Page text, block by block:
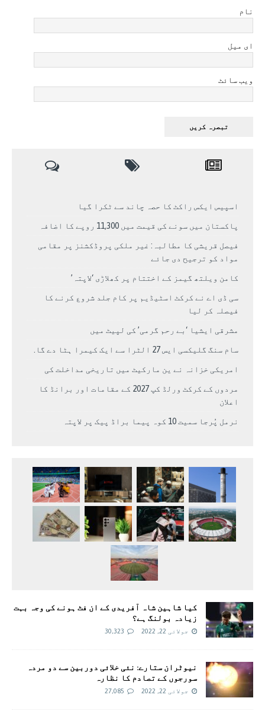
نام
ای میل
ویب سائٹ
اسپیس ایکس راکٹ کا حصہ چاند سے ٹکرا گیا
پاکستان میں سونے کی قیمت میں 11,300 روپے کا اضافہ
فیصل قریشی کا مطالبہ: غیر ملکی پروڈکشنز پر مقامی
مواد کو ترجیح دی جائے
کامن ویلتھ گیمز کے اختتام پر کھلاڑی ‘لاپتہ’
سی ڈی اے نے کرکٹ اسٹیڈیم پر کام جلد شروع کرنے کا
فیصلہ کر لیا
مشرقی ایشیا ‘بے رحم گرمی’ کی لپیٹ میں
سام سنگ گلیکسی ایس 27 الٹرا سے ایک کیمرا ہٹا دے گا.
امریکی خزانہ نے ین مارکیٹ میں تاریخی مداخلت کی
مردوں کے کرکٹ ورلڈ کپ 2027 کے مقامات اور برانڈ کا
اعلان
نرمل پُرجا سمیت 10 کوہ پیما براڈ پیک پر لاپتہ
کیا شاہین شاہ آفریدی کے ان فٹ ہونے کی وجہ بہت
زیادہ بولنگ ہے؟
جولائی 22, 2022 30,323
نیوٹران ستارے: نئی خلائی دوربین سے دو مردہ
سورجوں کے تصادم کا نظارہ
جولائی 22, 2022 27,085